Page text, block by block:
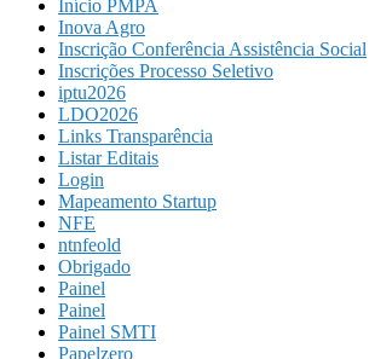
Início PMPA
Inova Agro
Inscrição Conferência Assistência Social
Inscrições Processo Seletivo
iptu2026
LDO2026
Links Transparência
Listar Editais
Login
Mapeamento Startup
NFE
ntnfeold
Obrigado
Painel
Painel
Painel SMTI
Papelzero